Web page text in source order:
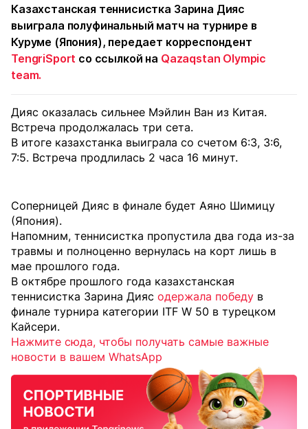
Казахстанская теннисистка Зарина Дияс
выиграла полуфинальный матч на турнире в
Куруме (Япония), передает корреспондент
TengriSport со ссылкой на Qazaqstan Olympic
team.
Дияс оказалась сильнее Мэйлин Ван из Китая.
Встреча продолжалась три сета.
В итоге казахстанка выиграла со счетом 6:3, 3:6,
7:5. Встреча продлилась 2 часа 16 минут.
Соперницей Дияс в финале будет Аяно Шимицу
(Япония).
Напомним, теннисистка пропустила два года из-за
травмы и полноценно вернулась на корт лишь в
мае прошлого года.
В октябре прошлого года казахстанская
теннисистка Зарина Дияс одержала победу в
финале турнира категории ITF W 50 в турецком
Кайсери.
Нажмите сюда, чтобы получать самые важные
новости в вашем WhatsApp